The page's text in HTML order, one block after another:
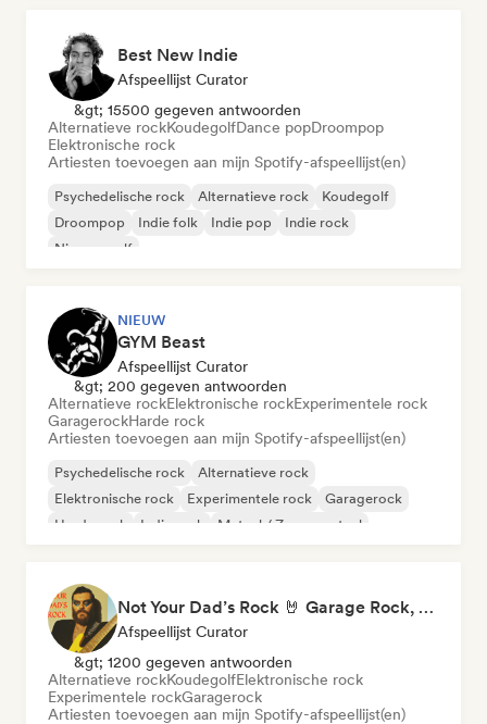
Best New Indie
Afspeellijst Curator
&gt; 15500 gegeven antwoorden
Alternatieve rockKoudegolfDance popDroompop
Elektronische rock
Artiesten toevoegen aan mijn Spotify-afspeellijst(en)
Psychedelische rock Alternatieve rock
Koudegolf
Droompop
Indie folk Indie pop
Indie rock
Nieuwe golf
NIEUW
GYM Beast
Afspeellijst Curator
&gt; 200 gegeven antwoorden
Alternatieve rockElektronische rockExperimentele rock
GaragerockHarde rock
Artiesten toevoegen aan mijn Spotify-afspeellijst(en)
Psychedelische rock
Alternatieve rock
Elektronische rock
Experimentele rock
Garagerock
Harde rock
Indie rock Metaal / Zwaar metaal
Not Your Dad’s Rock 🤘 Garage Rock, Alt-Rock & Indie Anthems
Afspeellijst Curator
&gt; 1200 gegeven antwoorden
Alternatieve rockKoudegolfElektronische rock
Experimentele rockGaragerock
Artiesten toevoegen aan mijn Spotify-afspeellijst(en)